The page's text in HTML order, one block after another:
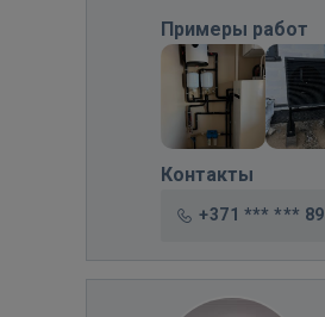
Примеры работ
Контакты
+371 *** *** 89